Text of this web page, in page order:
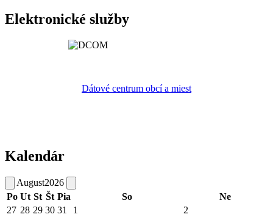
Elektronické služby
Dátové centrum obcí a miest
Kalendár
August2026
Po Ut St Št Pia So
Ne
27 28 29 30 31 1 2